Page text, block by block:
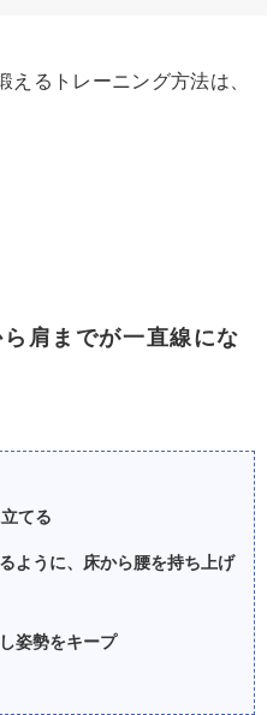
るトレーニング方法は、
ら肩までが一直線にな
てる
ように、床から腰を持ち上げ
姿勢をキープ